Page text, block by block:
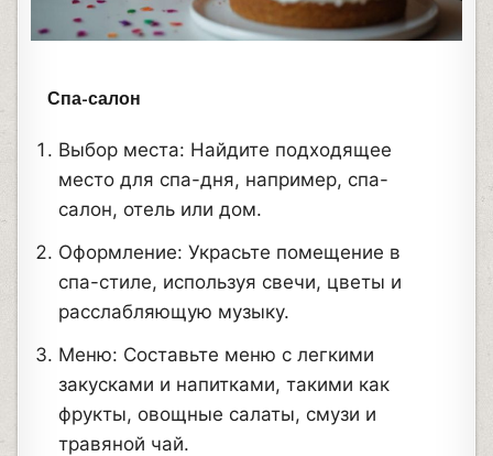
Спа-салон
Выбор места: Найдите подходящее
место для спа-дня, например, спа-
салон, отель или дом.
Оформление: Украсьте помещение в
спа-стиле, используя свечи, цветы и
расслабляющую музыку.
Меню: Составьте меню с легкими
закусками и напитками, такими как
фрукты, овощные салаты, смузи и
травяной чай.